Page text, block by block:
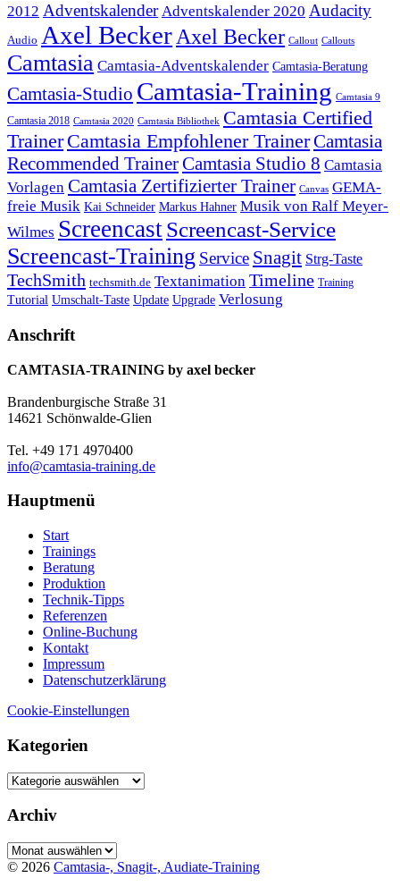
2012 Adventskalender Adventskalender 2020 Audacity
Audio Axel Becker Axel Becker Callout Callouts
Camtasia Camtasia-Adventskalender Camtasia-Beratung
Camtasia-Studio Camtasia-Training Camtasia 9
Camtasia 2018 Camtasia 2020 Camtasia Bibliothek Camtasia Certified
Trainer Camtasia Empfohlener TrainerCamtasia
Recommended TrainerCamtasia Studio 8 Camtasia
Vorlagen Camtasia Zertifizierter Trainer Canvas GEMA-
freie Musik Kai Schneider Markus Hahner Musik von Ralf Meyer-
Wilmes ScreencastScreencast-Service
Screencast-Training Service Snagit Strg-Taste
TechSmith techsmith.de Textanimation Timeline Training
Tutorial Umschalt-Taste Update Upgrade Verlosung
Anschrift
CAMTASIA-TRAINING by axel becker
Brandenburgische Straße 31
14621 Schönwalde-Glien
Tel. +49 171 4970400
info@camtasia-training.de
Hauptmenü
Start
Trainings
Beratung
Produktion
Technik-Tipps
Referenzen
Online-Buchung
Kontakt
Impressum
Datenschutzerklärung
Cookie-Einstellungen
Kategorien
Kategorien
Archiv
Archiv
© 2026 Camtasia-, Snagit-, Audiate-Training